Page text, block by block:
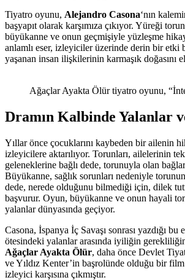
Tiyatro oyunu, Alejandro Casona‘nın
başyapıt olarak karşımıza çıkıyor. Yüreği
büyükanne ve onun geçmişiyle yüzleşme
anlamlı eser, izleyiciler üzerinde derin bir etki
yaşanan insan ilişkilerinin karmaşık doğasını
Ağaçlar Ayakta Ölür tiyatro oyunu,
Dramın Kalbinde Yalanlar
Yıllar önce çocuklarını kaybeden bir ailenin
izleyicilere aktarılıyor. Torunları, ailelerinin tek
geleneklerine bağlı dede, torunuyla olan
Büyükanne, sağlık sorunları nedeniyle
dede, nerede olduğunu bilmediği için, dilek
başvurur. Oyun, büyükanne ve onun hayali
yalanlar dünyasında geçiyor.
Casona, İspanya İç Savaşı sonrası yazdığı bu
ötesindeki yalanlar arasında iyiliğin
Ağaçlar Ayakta Ölür, daha önce Devlet
ve Yıldız Kenter’in başrolünde olduğu bir
izleyici karşısına çıkmıştır.